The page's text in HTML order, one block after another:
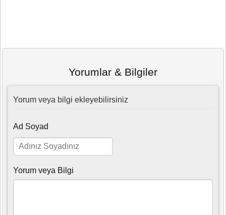
Yorumlar & Bilgiler
Yorum veya bilgi ekleyebilirsiniz
Ad Soyad
Yorum veya Bilgi